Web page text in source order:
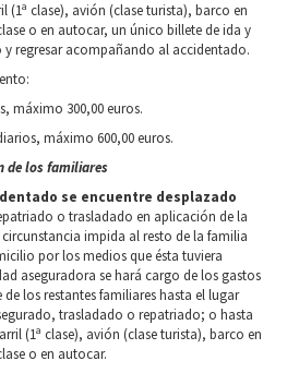
(1ª clase), avión (clase turista), barco en
o en autocar, un único billete de ida y
regresar acompañando al accidentado.
máximo 300,00 euros.
máximo 600,00 euros.
de los familiares
se encuentre desplazado
o trasladado en aplicación de la
impida al resto de la familia
por los medios que ésta tuviera
aseguradora se hará cargo de los gastos
los restantes familiares hasta el lugar
trasladado o repatriado; o hasta
(1ª clase), avión (clase turista), barco en
o en autocar.